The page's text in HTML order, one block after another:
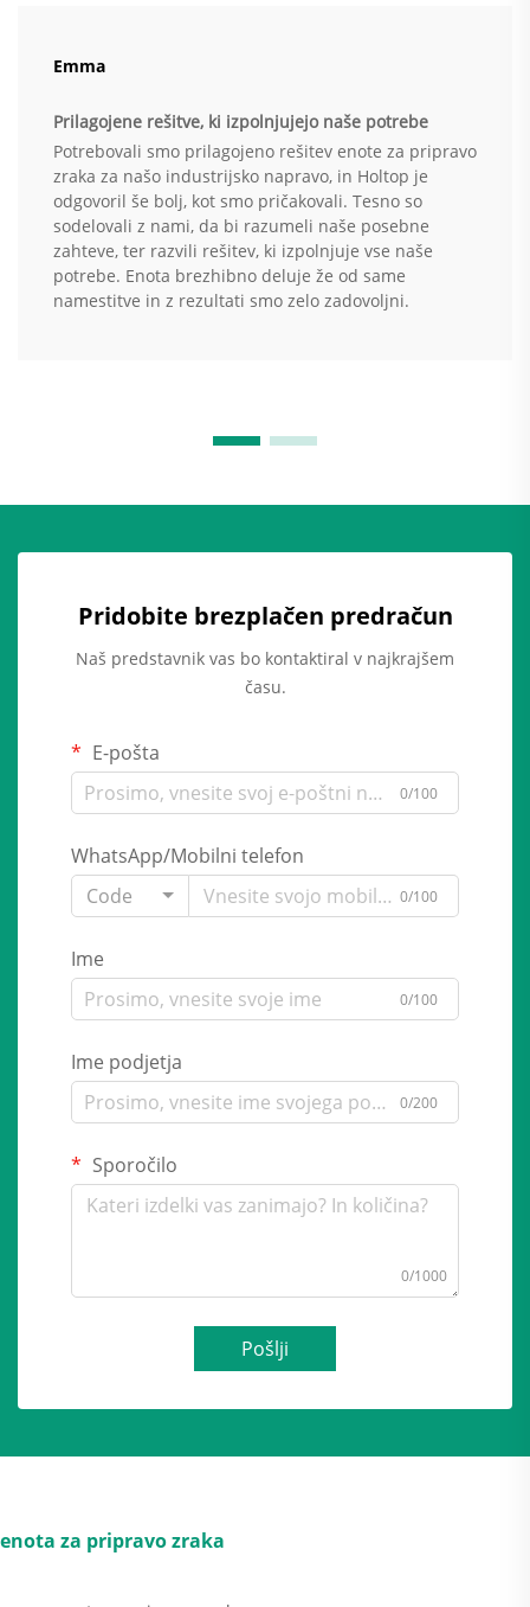
Emma
Prilagojene rešitve, ki izpolnjujejo naše potrebe
Potrebovali smo prilagojeno rešitev enote za pripravo
zraka za našo industrijsko napravo, in Holtop je
odgovoril še bolj, kot smo pričakovali. Tesno so
sodelovali z nami, da bi razumeli naše posebne
zahteve, ter razvili rešitev, ki izpolnjuje vse naše
potrebe. Enota brezhibno deluje že od same
namestitve in z rezultati smo zelo zadovoljni.
Pridobite brezplačen predračun
Naš predstavnik vas bo kontaktiral v najkrajšem
času.
E-pošta
0/100
WhatsApp/Mobilni telefon
Code
0/100
Ime
0/100
Ime podjetja
0/200
Sporočilo
0/1000
Pošlji
enota za pripravo zraka